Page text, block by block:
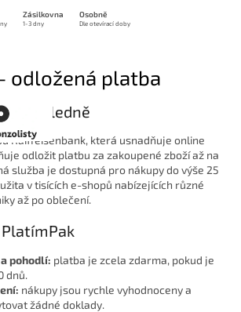
Zásilkovna Osobně
1-3 dny Dle otevírací doby
KOŠÍK
odložená platba
přehledně
Raiffeisenbank, která usnadňuje online
odložit platbu za zakoupené zboží až na
služba je dostupná pro nákupy do výše 25
v tisících e-shopů nabízejících různé
až po oblečení.
pohodlí: platba je zcela zdarma, pokud je
dnů.
nákupy jsou rychle vyhodnoceny a
žádné doklady.